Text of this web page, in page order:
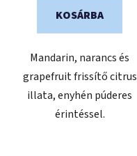
KOSÁRBA
Mandarin, narancs és
grapefruit frissítő citrus
illata, enyhén púderes
érintéssel.